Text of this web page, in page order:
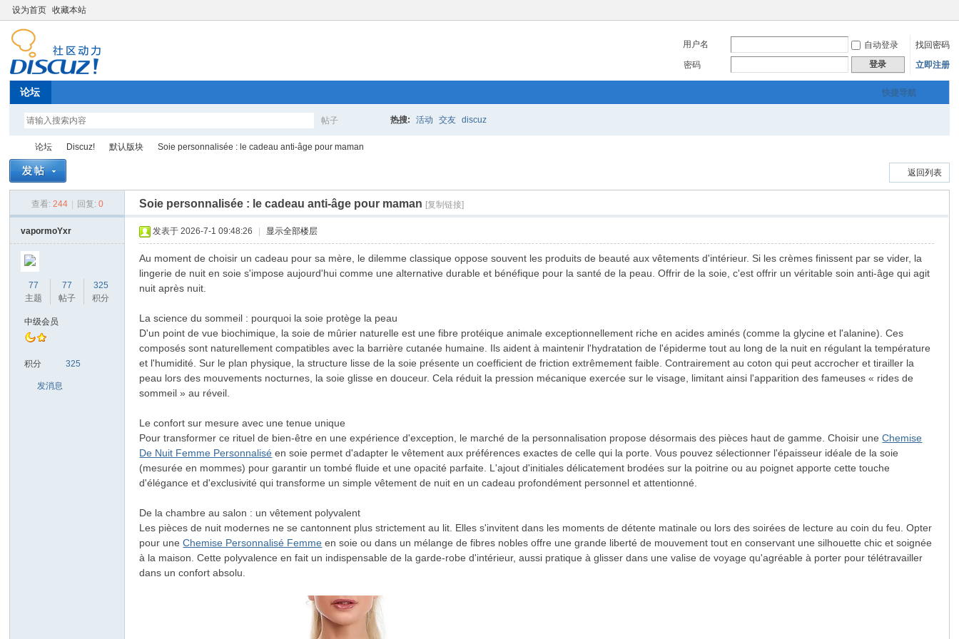
设为首页 收藏本站
用户名 自动登录
找回密码
密码
登录 立即注册
快捷导航
论坛
帖子
索
热搜: 活动 交友 discuz
论坛
›
Discuz!
›
默认版块
›
Soie personnalisée : le cadeau anti-âge pour maman
返回列表
查看: 244 回复: 0 Soie personnalisée : le cadeau anti-âge pour maman [复制链接]
vapormoYxr
77
主题
77
帖子
325
积分
中级会员
积分 325
发消息
发表于 2026-7-1 09:48:26 显示全部楼层
Au moment de choisir un cadeau pour sa mère, le dilemme classique oppose souvent les produits de beauté aux vêtements d'intérieur. Si les crèmes finissent par se vider, la
lingerie de nuit en soie s'impose aujourd'hui comme une alternative durable et bénéfique pour la santé de la peau. Offrir de la soie, c'est offrir un véritable soin anti-âge qui agit
nuit après nuit.
La science du sommeil : pourquoi la soie protège la peau
D'un point de vue biochimique, la soie de mûrier naturelle est une fibre protéique animale exceptionnellement riche en acides aminés (comme la glycine et l'alanine). Ces
composés sont naturellement compatibles avec la barrière cutanée humaine. Ils aident à maintenir l'hydratation de l'épiderme tout au long de la nuit en régulant la température
et l'humidité. Sur le plan physique, la structure lisse de la soie présente un coefficient de friction extrêmement faible. Contrairement au coton qui peut accrocher et tirailler la
peau lors des mouvements nocturnes, la soie glisse en douceur. Cela réduit la pression mécanique exercée sur le visage, limitant ainsi l'apparition des fameuses « rides de
sommeil » au réveil.
Le confort sur mesure avec une tenue unique
Pour transformer ce rituel de bien-être en une expérience d'exception, le marché de la personnalisation propose désormais des pièces haut de gamme. Choisir uneChemise
De Nuit Femme Personnalisé en soie permet d'adapter le vêtement aux préférences exactes de celle qui la porte. Vous pouvez sélectionner l'épaisseur idéale de la soie
(mesurée en mommes) pour garantir un tombé fluide et une opacité parfaite. L'ajout d'initiales délicatement brodées sur la poitrine ou au poignet apporte cette touche
d'élégance et d'exclusivité qui transforme un simple vêtement de nuit en un cadeau profondément personnel et attentionné.
De la chambre au salon : un vêtement polyvalent
Les pièces de nuit modernes ne se cantonnent plus strictement au lit. Elles s'invitent dans les moments de détente matinale ou lors des soirées de lecture au coin du feu. Opter
pour uneChemise Personnalisé Femme en soie ou dans un mélange de fibres nobles offre une grande liberté de mouvement tout en conservant une silhouette chic et soignée
à la maison. Cette polyvalence en fait un indispensable de la garde-robe d'intérieur, aussi pratique à glisser dans une valise de voyage qu'agréable à porter pour télétravailler
dans un confort absolu.